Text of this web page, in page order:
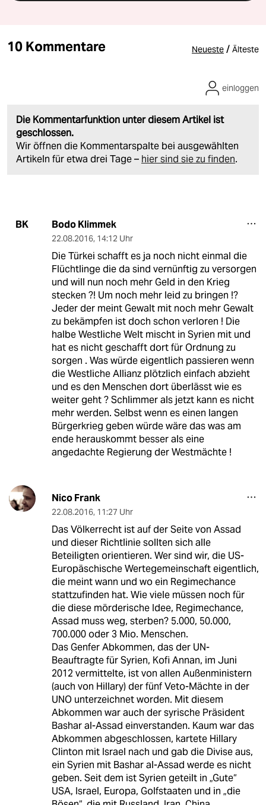
10 Kommentare Neueste / Älteste
Die Kommentarfunktion unter diesem Artikel ist
geschlossen.
Wir öffnen die Kommentarspalte bei ausgewählten
Artikeln für etwa drei Tage – hier sind sie zu finden.
einloggen
BK Bodo Klimmek
22.08.2016, 14:12 Uhr
Die Türkei schafft es ja noch nicht einmal die
Flüchtlinge die da sind vernünftig zu versorgen
und will nun noch mehr Geld in den Krieg
stecken ?! Um noch mehr leid zu bringen !?
Jeder der meint Gewalt mit noch mehr Gewalt
zu bekämpfen ist doch schon verloren ! Die
halbe Westliche Welt mischt in Syrien mit und
hat es nicht geschafft dort für Ordnung zu
sorgen . Was würde eigentlich passieren wenn
die Westliche Allianz plötzlich einfach abzieht
und es den Menschen dort überlässt wie es
weiter geht ? Schlimmer als jetzt kann es nicht
mehr werden. Selbst wenn es einen langen
Bürgerkrieg geben würde wäre das was am
ende herauskommt besser als eine
angedachte Regierung der Westmächte !
Nico Frank
22.08.2016, 11:27 Uhr
Das Völkerrecht ist auf der Seite von Assad
und dieser Richtlinie sollten sich alle
Beteiligten orientieren. Wer sind wir, die US-
Europäschische Wertegemeinschaft eigentlich,
die meint wann und wo ein Regimechance
stattzufinden hat. Wie viele müssen noch für
die diese mörderische Idee, Regimechance,
Assad muss weg, sterben? 5.000, 50.000,
700.000 oder 3 Mio. Menschen.
Das Genfer Abkommen, das der UN-
Beauftragte für Syrien, Kofi Annan, im Juni
2012 vermittelte, ist von allen Außenministern
(auch von Hillary) der fünf Veto-Mächte in der
UNO unterzeichnet worden. Mit diesem
Abkommen war auch der syrische Präsident
Bashar al-Assad einverstanden. Kaum war das
Abkommen abgeschlossen, kartete Hillary
Clinton mit Israel nach und gab die Divise aus,
ein Syrien mit Bashar al-Assad werde es nicht
geben. Seit dem ist Syrien geteilt in „Gute“
USA, Israel, Europa, Golfstaaten und in „die